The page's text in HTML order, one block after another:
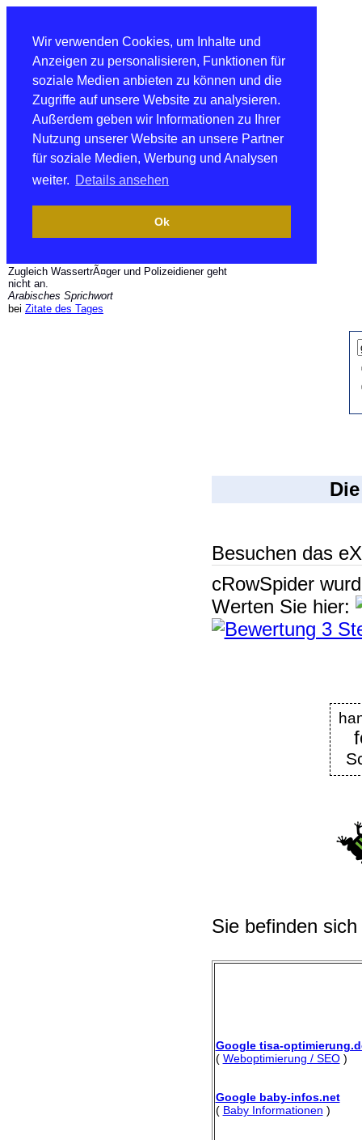
Wir verwenden Cookies, um Inhalte und
Anzeigen zu personalisieren, Funktionen für
soziale Medien anbieten zu können und die
Zugriffe auf unsere Website zu analysieren.
Außerdem geben wir Informationen zu Ihrer
Nutzung unserer Website an unsere Partner
für soziale Medien, Werbung und Analysen
weiter. Details ansehen
Ok
Zugleich WassertrÃ¤ger und Polizeidiener geht
nicht an.
Arabisches Sprichwort
bei Zitate des Tages
Besuchen das
cRowSpider
Werten Sie hier:
Sie befinden
Google tisa-
( Weboptimierung / SEO)
Google baby-infos.net
( Baby Informationen )